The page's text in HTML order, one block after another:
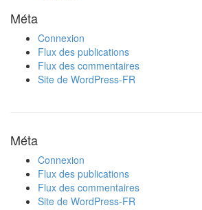
Méta
Connexion
Flux des publications
Flux des commentaires
Site de WordPress-FR
Méta
Connexion
Flux des publications
Flux des commentaires
Site de WordPress-FR